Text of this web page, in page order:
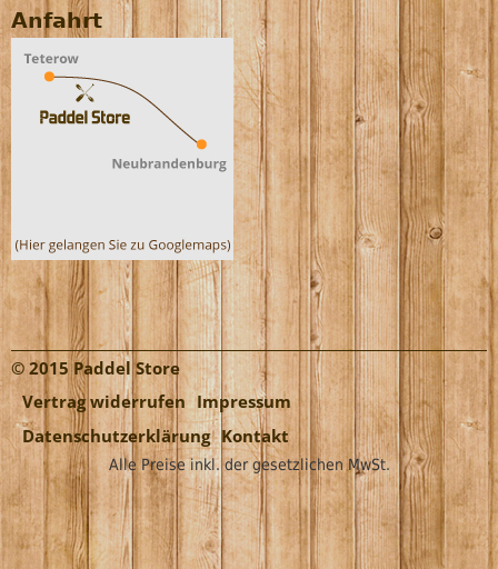
Anfahrt
© 2015 Paddel Store
Vertrag widerrufen Impressum
Datenschutzerklärung Kontakt
Alle Preise inkl. der gesetzlichen MwSt.